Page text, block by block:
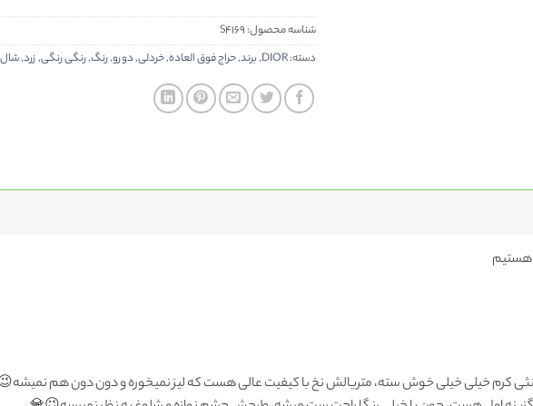
شناسه محصول: S4169
دسته:DIOR
,برند,حراج فوق العاده,خردلی,دورو,رنگ,رنگی رنگی,زرد,شال
کرم خیلی خیلی خوش سته، متریالش نخ با کیفیت عالی هست که لیز نمیخوره و دون دون هم